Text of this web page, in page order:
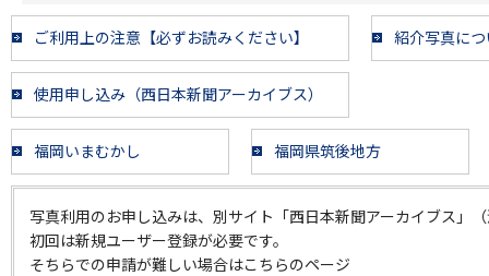
ご利用上の注意【必ずお読みください】 紹介写真に
使用申し込み（西日本新聞アーカイブス）
福岡いまむかし 福岡県筑後地方
写真利用のお申し込みは、別サイト「西日本新聞アーカイブス」
初回は新規ユーザー登録が必要です。
そちらでの申請が難しい場合はこちらのページ